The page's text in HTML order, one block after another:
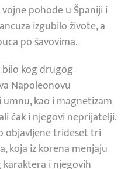
pohode u Španiji i
izgubilo živote, a
po šavovima.
bilo kog drugog
Napoleonovu
kao i magnetizam
čak i njegovi neprijatelji.
objavljene trideset tri
koja iz korena menjaju
i njegovih